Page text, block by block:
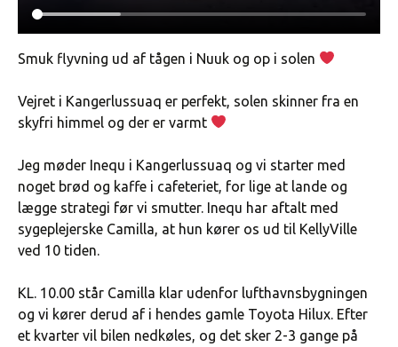
Smuk flyvning ud af tågen i Nuuk og op i solen
Vejret i Kangerlussuaq er perfekt, solen skinner fra en
skyfri himmel og der er varmt
Jeg møder Inequ i Kangerlussuaq og vi starter med
noget brød og kaffe i cafeteriet, for lige at lande og
lægge strategi før vi smutter. Inequ har aftalt med
sygeplejerske Camilla, at hun kører os ud til KellyVille
ved 10 tiden.
KL. 10.00 står Camilla klar udenfor lufthavnsbygningen
og vi kører derud af i hendes gamle Toyota Hilux. Efter
et kvarter vil bilen nedkøles, og det sker 2-3 gange på